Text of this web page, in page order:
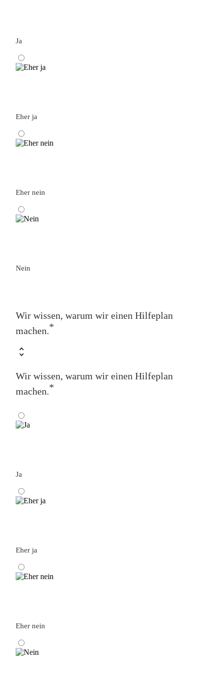
Ja
Eher ja
Eher nein
Nein
Wir wissen, warum wir einen Hilfeplan
machen. *
Wir wissen, warum wir einen Hilfeplan
machen.*
Ja
Eher ja
Eher nein